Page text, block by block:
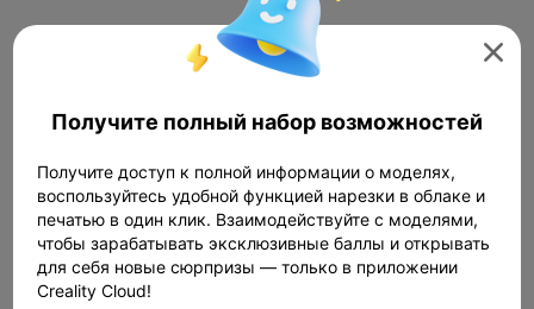

Получите полный набор возможностей
Получите доступ к полной информации о моделях,
воспользуйтесь удобной функцией нарезки в облаке и
печатью в один клик. Взаимодействуйте с моделями,
чтобы зарабатывать эксклюзивные баллы и открывать
для себя новые сюрпризы — только в приложении
Creality Cloud!